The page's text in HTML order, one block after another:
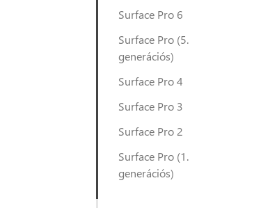
Surface Pro 6
Surface Pro (5.
generációs)
Surface Pro 4
Surface Pro 3
Surface Pro 2
Surface Pro (1.
generációs)